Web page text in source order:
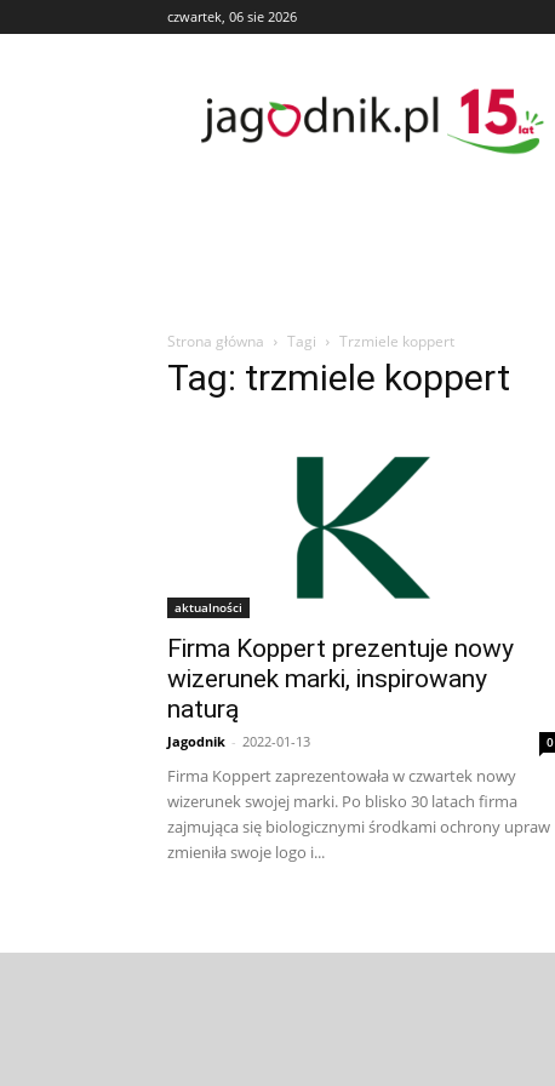
czwartek, 06 sie 2026
Strona główna Tagi Trzmiele koppert
Tag: trzmiele koppert
aktualności
Firma Koppert prezentuje nowy
wizerunek marki, inspirowany
naturą
Jagodnik - 2022-01-13 0
Firma Koppert zaprezentowała w czwartek nowy
wizerunek swojej marki. Po blisko 30 latach firma
zajmująca się biologicznymi środkami ochrony upraw
zmieniła swoje logo i...